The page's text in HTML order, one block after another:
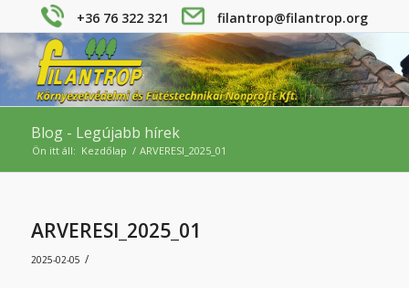
+36 76 322 321 filantrop@filantrop.org
Blog - Legújabb hírek
Ön itt áll: Kezdőlap / ARVERESI_2025_01
ARVERESI_2025_01
2025-02-05 /